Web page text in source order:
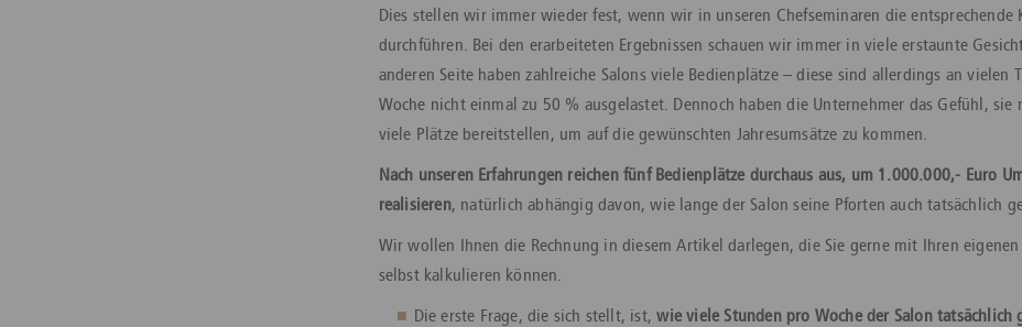
Dies stellen wir immer wieder fest, wenn wir in unseren Chefseminaren die entsprechende
durchführen. Bei den erarbeiteten Ergebnissen schauen wir immer in viele erstaunte
anderen Seite haben zahlreiche Salons viele Bedienplätze – diese sind allerdings an vielen
Woche nicht einmal zu 50 % ausgelastet. Dennoch haben die Unternehmer das Gefühl, sie
viele Plätze bereitstellen, um auf die gewünschten Jahresumsätze zu kommen.
Nach unseren Erfahrungen reichen fünf Bedienplätze durchaus aus, um 1.000.000,- Euro
realisieren, natürlich abhängig davon, wie lange der Salon seine Pforten auch tatsächlich
Wir wollen Ihnen die Rechnung in diesem Artikel darlegen, die Sie gerne mit Ihren eigenen
selbst kalkulieren können.
Die erste Frage, die sich stellt, ist,wie viele Stunden pro Woche der Salon tatsächlich